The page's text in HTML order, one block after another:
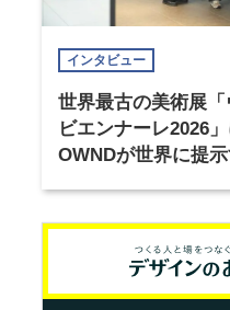
インタビュー
世界最古の美術展「
ビエンナーレ2026
OWNDが世界に提